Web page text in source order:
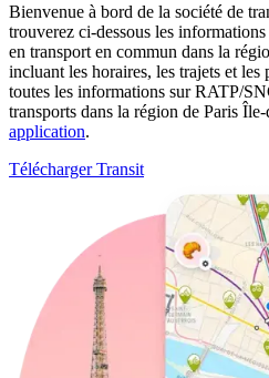
Bienvenue à bord de la société de
trouverez ci-dessous les
en transport en commun dans la
incluant les horaires, les trajets et
toutes les informations sur RATP/
transports dans la région de Paris
application.
Télécharger Transit